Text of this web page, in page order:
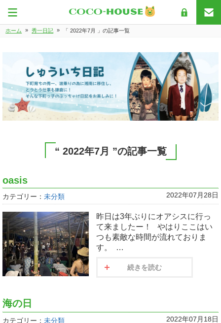
ホーム » 秀一日記 » 「 2022年7月 」の記事一覧
“ 2022年7月 ”の記事一覧
oasis
カテゴリー： 未分類 2022年07月28日
昨日は3年ぶりにオアシスに行っ
て来ましたー！ やはりここはい
つも素敵な時間が流れておりま
す。 …
続きを読む
海の日
カテゴリー： 未分類 2022年07月18日